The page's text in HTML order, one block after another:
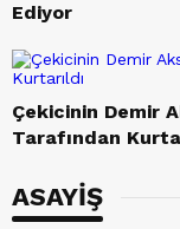
Ediyor
Çekicinin Demir
Tarafından
ASAYİŞ